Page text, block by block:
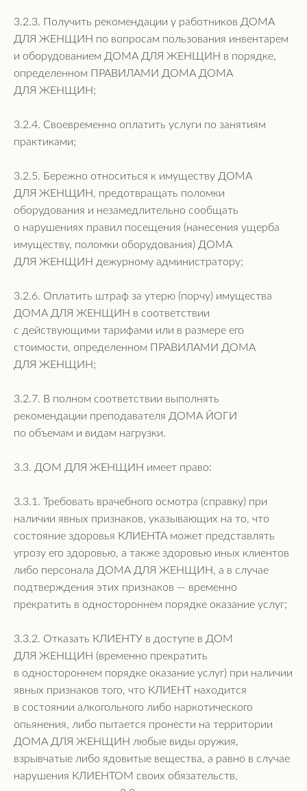
3.2.3. Получить рекомендации у работников ДОМА
ДЛЯ ЖЕНЩИН по вопросам пользования инвентарем
и оборудованием ДОМА ДЛЯ ЖЕНЩИН в порядке,
определенном ПРАВИЛАМИ ДОМА ДОМА
ДЛЯ ЖЕНЩИН;
3.2.4. Своевременно оплатить услуги по занятиям
практиками;
3.2.5. Бережно относиться к имуществу ДОМА
ДЛЯ ЖЕНЩИН, предотвращать поломки
оборудования и незамедлительно сообщать
о нарушениях правил посещения (нанесения ущерба
имуществу, поломки оборудования) ДОМА
ДЛЯ ЖЕНЩИН дежурному администратору;
3.2.6. Оплатить штраф за утерю (порчу) имущества
ДОМА ДЛЯ ЖЕНЩИН в соответствии
с действующими тарифами или в размере его
стоимости, определенном ПРАВИЛАМИ ДОМА
ДЛЯ ЖЕНЩИН;
3.2.7. В полном соответствии выполнять
рекомендации преподавателя ДОМА ЙОГИ
по объемам и видам нагрузки.
3.3. ДОМ ДЛЯ ЖЕНЩИН имеет право:
3.3.1. Требовать врачебного осмотра (справку) при
наличии явных признаков, указывающих на то, что
состояние здоровья КЛИЕНТА может представлять
угрозу его здоровью, а также здоровью иных клиентов
либо персонала ДОМА ДЛЯ ЖЕНЩИН, а в случае
подтверждения этих признаков — временно
прекратить в одностороннем порядке оказание услуг;
3.3.2. Отказать КЛИЕНТУ в доступе в ДОМ
ДЛЯ ЖЕНЩИН (временно прекратить
в одностороннем порядке оказание услуг) при наличии
явных признаков того, что КЛИЕНТ находится
в состоянии алкогольного либо наркотического
опьянения, либо пытается пронести на территории
ДОМА ДЛЯ ЖЕНЩИН любые виды оружия,
взрывчатые либо ядовитые вещества, а равно в случае
нарушения КЛИЕНТОМ своих обязательств,